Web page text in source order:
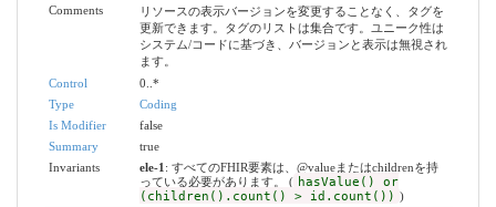
Comments
リソースの表示バージョンを変更することなく、タグを
更新できます。タグのリストは集合です。ユニーク性は
システム/コードに基づき、バージョンと表示は無視され
ます。
Control
0..*
Type
Coding
Is Modifier
false
Summary
true
Invariants
ele-1 : すべてのFHIR要素は、@valueまたはchildrenを持
っている必要があります。 ( hasValue() or
(children().count() > id.count()) )